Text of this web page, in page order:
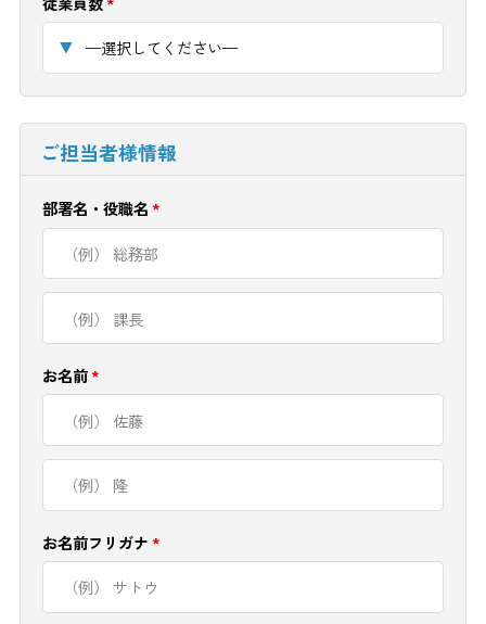
ご担当者様情報
部署名・役職名*
お名前*
お名前フリガナ*